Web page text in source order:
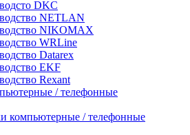
DKC
NETLAN
NIKOMAX
WRLine
Datarex
EKF
Rexant
/ телефонные
компьютерные / телефонные